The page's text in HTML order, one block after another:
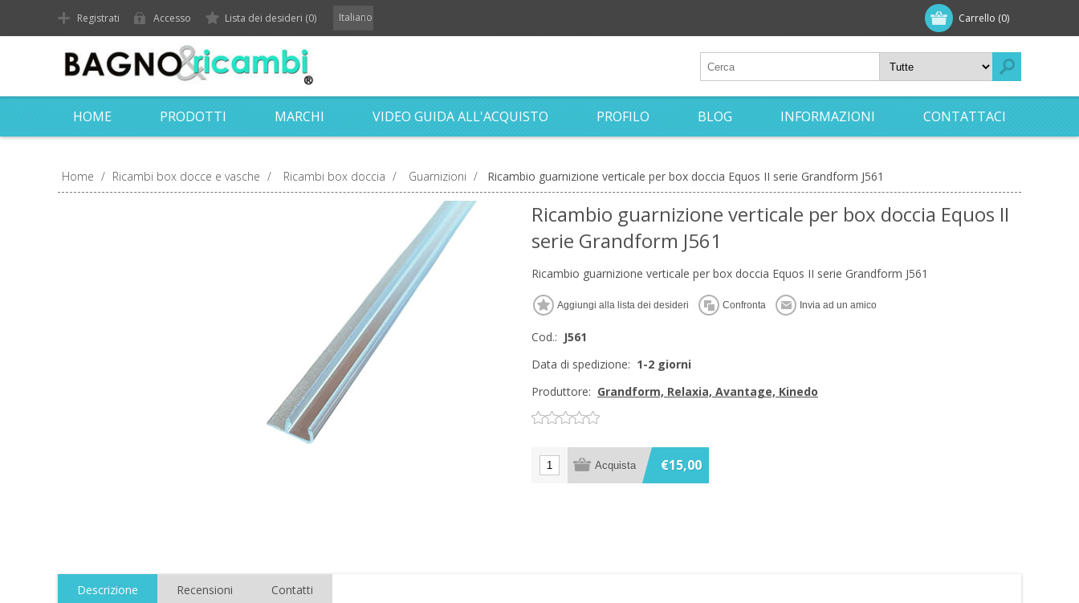
Carrello (0)
Registrati Accesso Lista dei desideri (0) Italiano
HOME PRODOTTI MARCHI VIDEO GUIDA ALL'ACQUISTO PROFILO BLOG INFORMAZIONI CONTATTACI
Home / Ricambi box docce e vasche / Ricambi box doccia / Guarnizioni / Ricambio guarnizione verticale per box doccia Equos II serie Grandform J561
Ricambio guarnizione verticale per box doccia Equos II
serie Grandform J561
Ricambio guarnizione verticale per box doccia Equos II serie Grandform J561
Cod.: J561
Data di spedizione: 1-2 giorni
Produttore: Grandform, Relaxia, Avantage, Kinedo
€15,00
Descrizione Recensioni Contatti